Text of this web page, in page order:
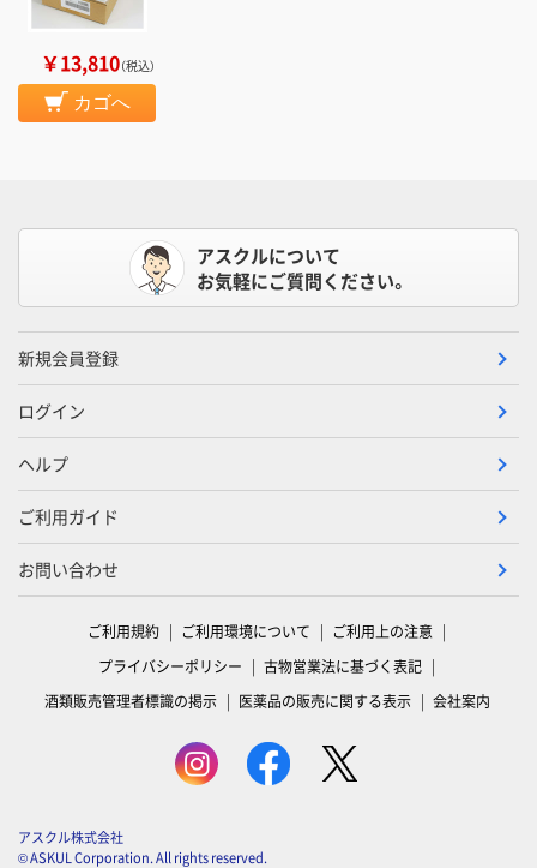
￥13,810（税込）
カゴへ
アスクルについて
お気軽にご質問ください。
新規会員登録
ログイン
ヘルプ
ご利用ガイド
お問い合わせ
ご利用規約 ご利用環境について
ご利用上の注意
プライバシーポリシー
古物営業法に基づく表記
酒類販売管理者標識の掲示
医薬品の販売に関する表示 会社案内
アスクル株式会社
© ASKUL Corporation. All rights reserved.